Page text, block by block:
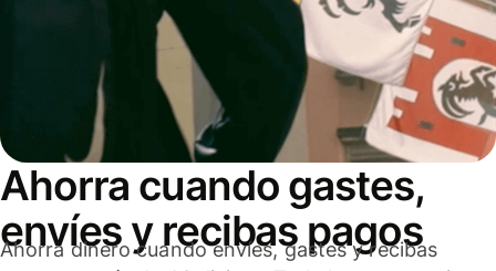
Ahorra cuando gastes,
envíes y recibas pagos
Ahorra dinero cuando envíes, gastes y recibas